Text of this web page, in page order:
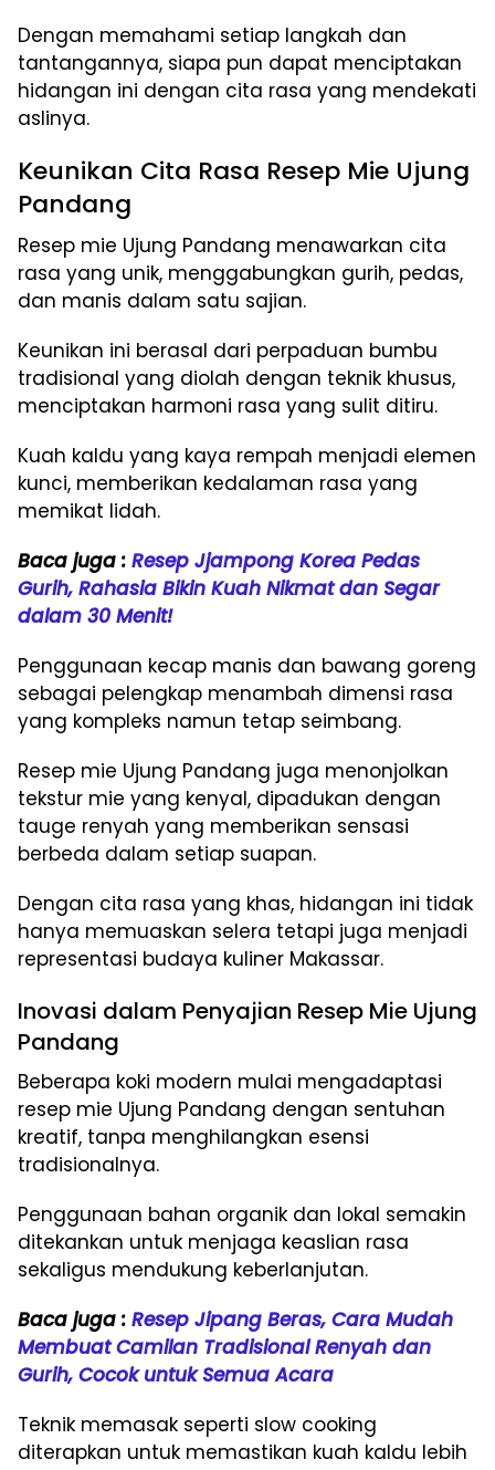
Dengan memahami setiap langkah dan
tantangannya, siapa pun dapat menciptakan
hidangan ini dengan cita rasa yang mendekati
aslinya.
Keunikan Cita Rasa Resep Mie Ujung
Pandang
Resep mie Ujung Pandang menawarkan cita
rasa yang unik, menggabungkan gurih, pedas,
dan manis dalam satu sajian.
Keunikan ini berasal dari perpaduan bumbu
tradisional yang diolah dengan teknik khusus,
menciptakan harmoni rasa yang sulit ditiru.
Kuah kaldu yang kaya rempah menjadi elemen
kunci, memberikan kedalaman rasa yang
memikat lidah.
Baca juga : Resep Jjampong Korea Pedas
Gurih, Rahasia Bikin Kuah Nikmat dan Segar
dalam 30 Menit!
Penggunaan kecap manis dan bawang goreng
sebagai pelengkap menambah dimensi rasa
yang kompleks namun tetap seimbang.
Resep mie Ujung Pandang juga menonjolkan
tekstur mie yang kenyal, dipadukan dengan
tauge renyah yang memberikan sensasi
berbeda dalam setiap suapan.
Dengan cita rasa yang khas, hidangan ini tidak
hanya memuaskan selera tetapi juga menjadi
representasi budaya kuliner Makassar.
Inovasi dalam Penyajian Resep Mie Ujung
Pandang
Beberapa koki modern mulai mengadaptasi
resep mie Ujung Pandang dengan sentuhan
kreatif, tanpa menghilangkan esensi
tradisionalnya.
Penggunaan bahan organik dan lokal semakin
ditekankan untuk menjaga keaslian rasa
sekaligus mendukung keberlanjutan.
Baca juga : Resep Jipang Beras, Cara Mudah
Membuat Camilan Tradisional Renyah dan
Gurih, Cocok untuk Semua Acara
Teknik memasak seperti slow cooking
diterapkan untuk memastikan kuah kaldu lebih